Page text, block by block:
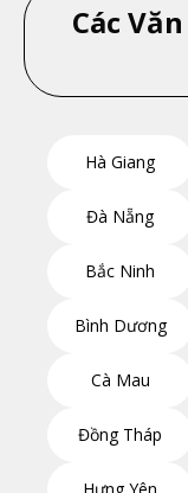
Các
Hà Giang
Đà Nẵng
Bắc Ninh
Bình Dương
Cà Mau
Đồng Tháp